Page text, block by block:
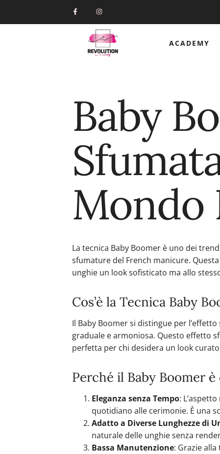
ACADEMY
Baby
Mondo
La tecnica Baby Boomer è uno dei
sfumature del French manicure.
unghie un look sofisticato ma allo
Cos’è la Tecnica Baby
Il Baby Boomer si distingue per
graduale e armoniosa. Questo effetto
perfetta per chi desidera un look
Perché il Baby Boomer
Eleganza senza Tempo:
quotidiano alle cerimonie. È una
Adatto a Diverse Lunghezze di
naturale delle unghie senza
Bassa Manutenzione: Grazie